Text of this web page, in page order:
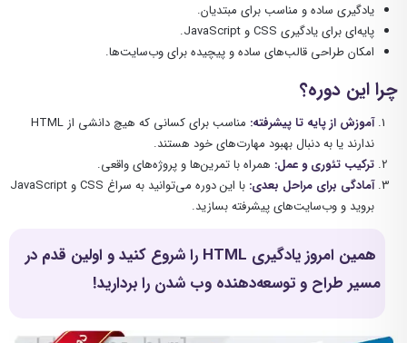
یادگیری ساده و مناسب برای مبتدیان.
پایه‌ای برای یادگیری CSS و JavaScript.
امکان طراحی قالب‌های ساده و پیچیده برای وب‌سایت‌ها.
چرا این دوره؟
آموزش از پایه تا پیشرفته:
مناسب برای کسانی که هیچ دانشی از HTML
ندارند یا به دنبال بهبود مهارت‌های خود هستند.
ترکیب تئوری و عمل: همراه با تمرین‌ها و پروژه‌های واقعی.
آمادگی برای مراحل بعدی:
با این دوره می‌توانید به سراغ CSS و JavaScript
بروید و وب‌سایت‌های پیشرفته بسازید.
همین امروز یادگیری HTML را شروع کنید و اولین قدم در
مسیر طراح و توسعه‌دهنده وب شدن را بردارید!